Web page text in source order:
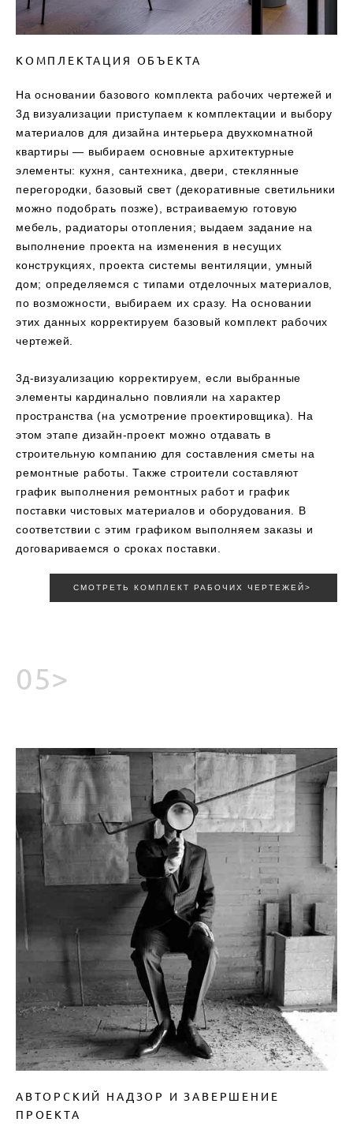
КОМПЛЕКТАЦИЯ ОБЪЕКТА
На основании базового комплекта рабочих чертежей и
3д визуализации приступаем к комплектации и выбору
материалов для дизайна интерьера двухкомнатной
квартиры — выбираем основные архитектурные
элементы: кухня, сантехника, двери, стеклянные
перегородки, базовый свет (декоративные светильники
можно подобрать позже), встраиваемую готовую
мебель, радиаторы отопления; выдаем задание на
выполнение проекта на изменения в несущих
конструкциях, проекта системы вентиляции, умный
дом; определяемся с типами отделочных материалов,
по возможности, выбираем их сразу. На основании
этих данных корректируем базовый комплект рабочих
чертежей.
3д-визуализацию корректируем, если выбранные
элементы кардинально повлияли на характер
пространства (на усмотрение проектировщика). На
этом этапе дизайн-проект можно отдавать в
строительную компанию для составления сметы на
ремонтные работы. Также строители составляют
график выполнения ремонтных работ и график
поставки чистовых материалов и оборудования. В
соответствии с этим графиком выполняем заказы и
договариваемся о сроках поставки.
СМОТРЕТЬ КОМПЛЕКТ РАБОЧИХ ЧЕРТЕЖЕЙ>
05>
АВТОРСКИЙ НАДЗОР И ЗАВЕРШЕНИЕ
ПРОЕКТА